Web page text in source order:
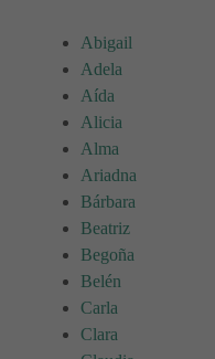
Abigail
Adela
Aída
Alicia
Alma
Ariadna
Bárbara
Beatriz
Begoña
Belén
Carla
Clara